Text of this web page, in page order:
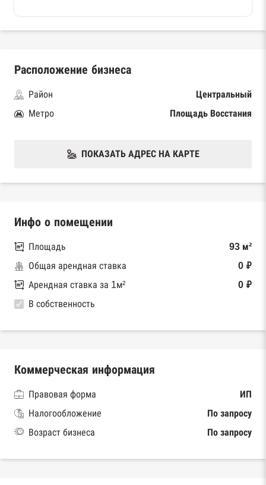
Расположение бизнеса
Район
Центральный
Метро
Площадь Восстания
ПОКАЗАТЬ АДРЕС НА КАРТЕ
Инфо о помещении
Площадь
93 м²
Общая арендная ставка
0 ₽
Арендная ставка за 1м²
0 ₽
В собственность
Коммерческая информация
Правовая форма
ИП
Налогообложение
По запросу
Возраст бизнеса
По запросу